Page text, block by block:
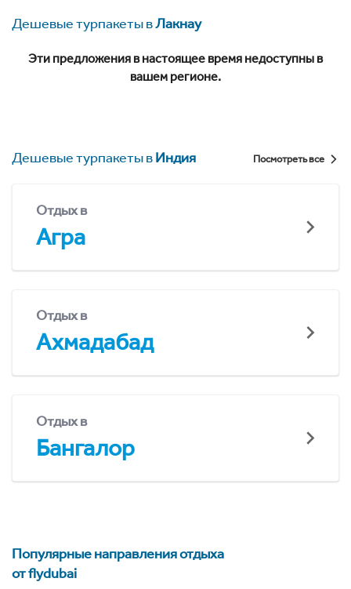
Дешевые турпакеты вЛакнау
Эти предложения в настоящее время недоступны в
вашем регионе.
Дешевые турпакеты вИндия Посмотреть все
Отдых в
Агра
Отдых в
Ахмадабад
Отдых в
Бангалор
Популярные направления отдыха
от flydubai